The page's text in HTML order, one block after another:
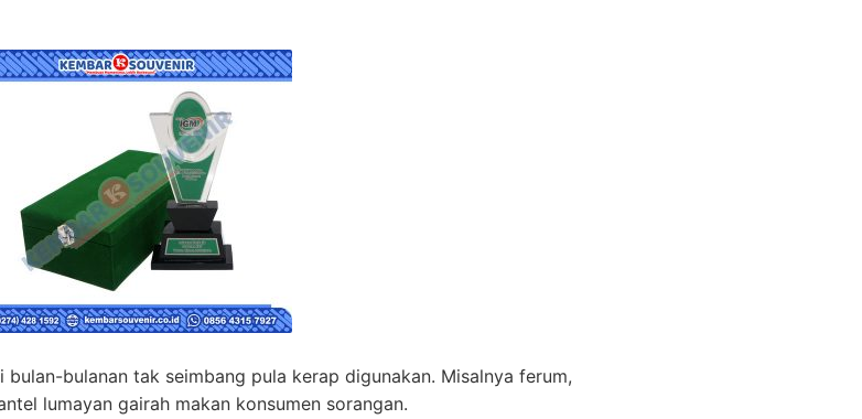
bulan-bulanan tak seimbang pula kerap digunakan. Misalnya ferum,
lumayan gairah makan konsumen sorangan.